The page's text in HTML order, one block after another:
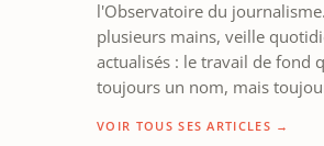
l'Observatoire du
plusieurs mains, veille
actualisés : le travail de fond
toujours un nom, mais
VOIR TOUS SES ARTICLES →